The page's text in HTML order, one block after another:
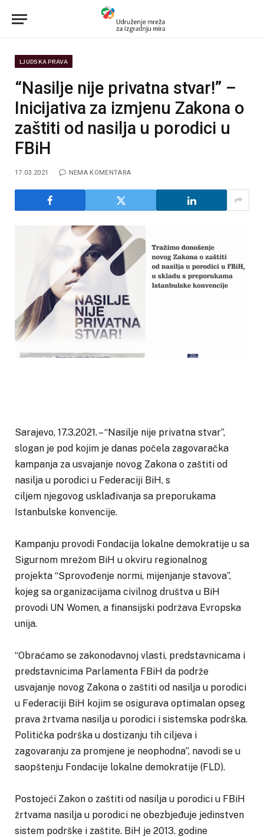
LJUDSKA PRAVA
“Nasilje nije privatna stvar!” –
Inicijativa za izmjenu Zakona o
zaštiti od nasilja u porodici u
FBiH
17.03.2021 NEMA KOMENTARA
Sarajevo, 17.3.2021. – “Nasilje nije privatna stvar”,
slogan je pod kojim je danas počela zagovaračka
kampanja za usvajanje novog Zakona o zaštiti od
nasilja u porodici u Federaciji BiH, s
ciljem njegovog usklađivanja sa preporukama
Istanbulske konvencije.
Kampanju provodi Fondacija lokalne demokratije u sa
Sigurnom mrežom BiH u okviru regionalnog
projekta “Sprovođenje normi, mijenjanje stavova”,
kojeg sa organizacijama civilnog društva u BiH
provodi UN Women, a finansijski podržava Evropska
unija.
“Obraćamo se zakonodavnoj vlasti, predstavnicama i
predstavnicima Parlamenta FBiH da podrže
usvajanje novog Zakona o zaštiti od nasilja u porodici
u Federaciji BiH kojim se osigurava optimalan opseg
prava žrtvama nasilja u porodici i sistemska podrška.
Politička podrška u dostizanju tih ciljeva i
zagovaranju za promjene je neophodna”, navodi se u
saopštenju Fondacije lokalne demokratije (FLD).
Postojeći Zakon o zaštiti od nasilja u porodici u FBiH
žrtvama nasilja u porodici ne obezbjeđuje jedinstven
sistem podrške i zaštite. BiH je 2013. godine